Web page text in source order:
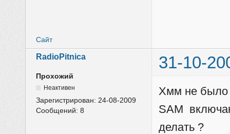
Сайт
RadioPitnica 31-10-
Прохожий
Неактивен
Зарегистрирован:24-08-2009
Сообщений:8
Хмм не было
SAM
делать ?